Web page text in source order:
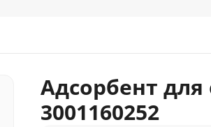
Адсорбент
3001160252